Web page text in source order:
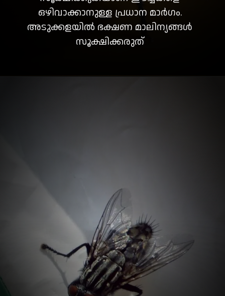
ഒഴിവാക്കാനുള്ള പ്രധാന മാര്‍ഗം.
അടുക്കളയിൽ ഭക്ഷണ മാലിന്യങ്ങൾ
സൂക്ഷിക്കരുത്‌